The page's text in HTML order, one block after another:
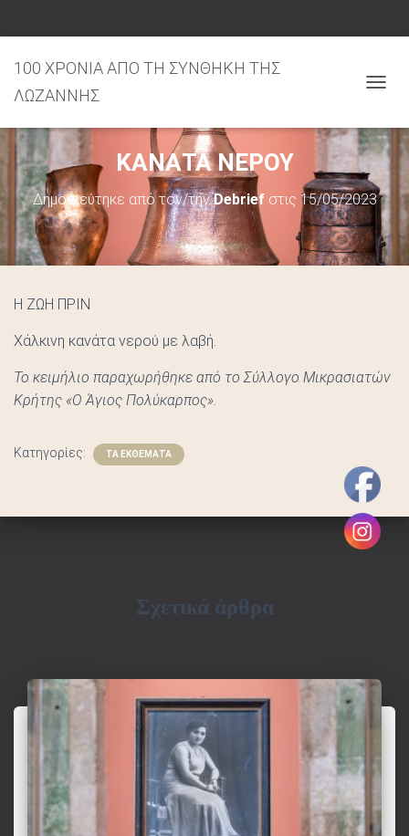
100 ΧΡΟΝΙΑ ΑΠΟ ΤΗ ΣΥΝΘΗΚΗ ΤΗΣ
ΛΩΖΑΝΝΗΣ
Α
Λ
Α
Γ
Ή
Π
Σ
ΚΑΝΑΤΑ ΝΕΡΟΥ
Δημοσιεύτηκε από τον/τηνDebriefστις 15/05/2023
Η ΖΩΗ ΠΡΙΝ
Χάλκινη κανάτα νερού με λαβή.
Το κειμήλιο παραχωρήθηκε από το Σύλλογο Μικρασιατών
Κρήτης «Ο Άγιος Πολύκαρπος».
Κατηγορίες: ΤΑ ΕΚΘΕΜΑΤΑ
Σχετικά άρθρα